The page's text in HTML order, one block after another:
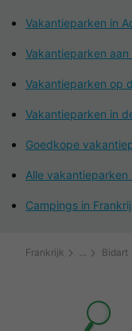
Vakantieparken in
Vakantieparken
Vakantieparken op
Vakantieparken in
Goedkope
Alle vakantieparken
Campings in
Frankrijk Bidart